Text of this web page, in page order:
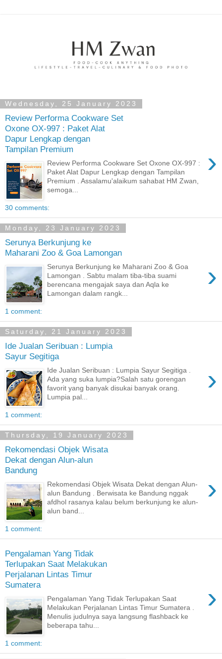
Wednesday, 25 January 2023
Review Performa Cookware Set
Oxone OX-997 : Paket Alat
Dapur Lengkap dengan
Tampilan Premium
›
Review Performa Cookware Set Oxone OX-997 :
Paket Alat Dapur Lengkap dengan Tampilan
Premium . Assalamu'alaikum sahabat HM Zwan,
semoga...
30 comments:
Monday, 23 January 2023
Serunya Berkunjung ke
Maharani Zoo & Goa Lamongan
›
Serunya Berkunjung ke Maharani Zoo & Goa
Lamongan . Sabtu malam tiba-tiba suami
berencana mengajak saya dan Aqla ke
Lamongan dalam rangk...
1 comment:
Saturday, 21 January 2023
Ide Jualan Seribuan : Lumpia
Sayur Segitiga
›
Ide Jualan Seribuan : Lumpia Sayur Segitiga .
Ada yang suka lumpia?Salah satu gorengan
favorit yang banyak disukai banyak orang.
Lumpia pal...
1 comment:
Thursday, 19 January 2023
Rekomendasi Objek Wisata
Dekat dengan Alun-alun
Bandung
›
Rekomendasi Objek Wisata Dekat dengan Alun-
alun Bandung . Berwisata ke Bandung nggak
afdhol rasanya kalau belum berkunjung ke alun-
alun band...
1 comment:
Pengalaman Yang Tidak
Terlupakan Saat Melakukan
Perjalanan Lintas Timur
Sumatera
›
Pengalaman Yang Tidak Terlupakan Saat
Melakukan Perjalanan Lintas Timur Sumatera .
Menulis judulnya saya langsung flashback ke
beberapa tahu...
1 comment: